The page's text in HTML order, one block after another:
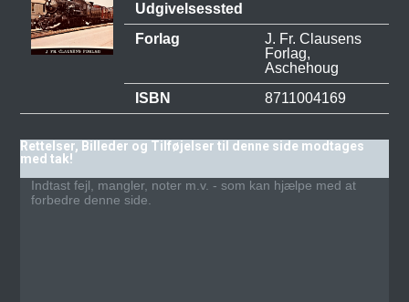
Udgivelsessted
Forlag
J. Fr. Clausens
Forlag,
Aschehoug
ISBN
8711004169
Rettelser, Billeder og Tilføjelser til denne side modtages
med tak!